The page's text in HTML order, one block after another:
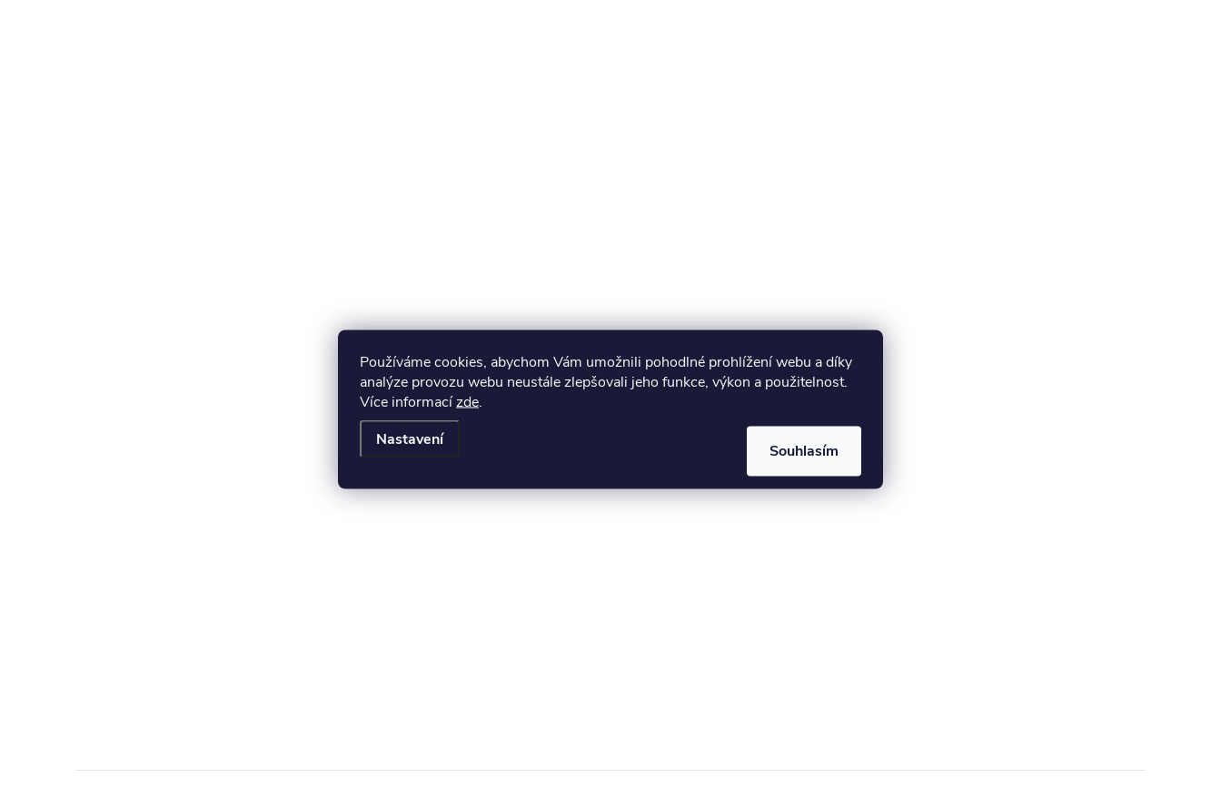
Používáme cookies, abychom Vám umožnili pohodlné prohlížení webu a díky
analýze provozu webu neustále zlepšovali jeho funkce, výkon a použitelnost.
Více informacízde.
Nastavení
Souhlasím